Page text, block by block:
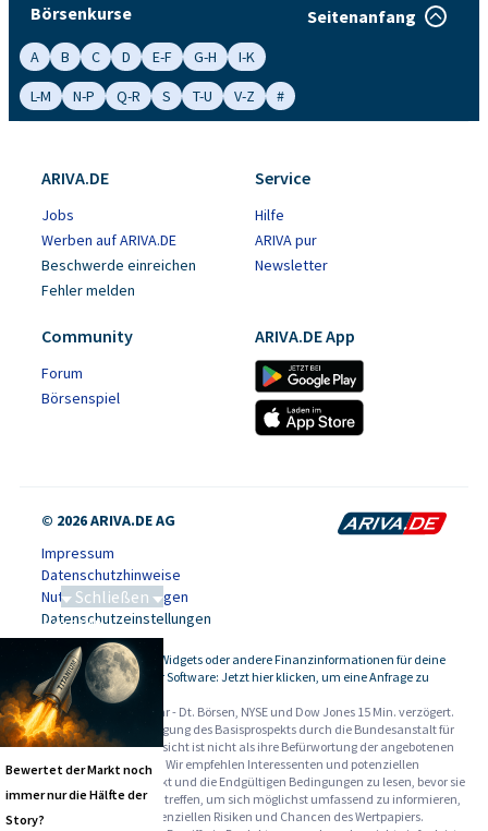
Börsenkurse Seitenanfang
A B C D E-F G-H
I-K
L-M
N-P Q-R S T-U V-Z #
ARIVA.DE
Jobs
Werben auf ARIVA.DE
Beschwerde einreichen
Fehler melden
Service
Hilfe
ARIVA pur
Newsletter
Community
Forum
Börsenspiel
ARIVA.DE App
© 2026 ARIVA.DE AG
Impressum
Datenschutzhinweise
Nutzungsbedingungen
Datenschutzeinstellungen
-
Kursdaten, Widgets oder andere Finanzinformationen für deine
Website oder Software: Jetzt hier klicken, um eine Anfrage zu
stellen.
Alle Angaben ohne Gewähr - Dt. Börsen, NYSE und Dow Jones 15 Min. verzögert.
Werbehinweise:
Die Billigung des Basisprospekts durch die Bundesanstalt für
Finanzdienstleistungsaufsicht ist nicht als ihre Befürwortung der angebotenen
Wertpapiere zu verstehen. Wir empfehlen Interessenten und potenziellen
Anlegern den Basisprospekt und die Endgültigen Bedingungen zu lesen, bevor sie
eine Anlageentscheidung treffen, um sich möglichst umfassend zu informieren,
insbesondere über die potenziellen Risiken und Chancen des Wertpapiers.
Schließen
Saga bei 0,53 CAD
Bewertet der Markt noch
immer nur die Hälfte der
Story?